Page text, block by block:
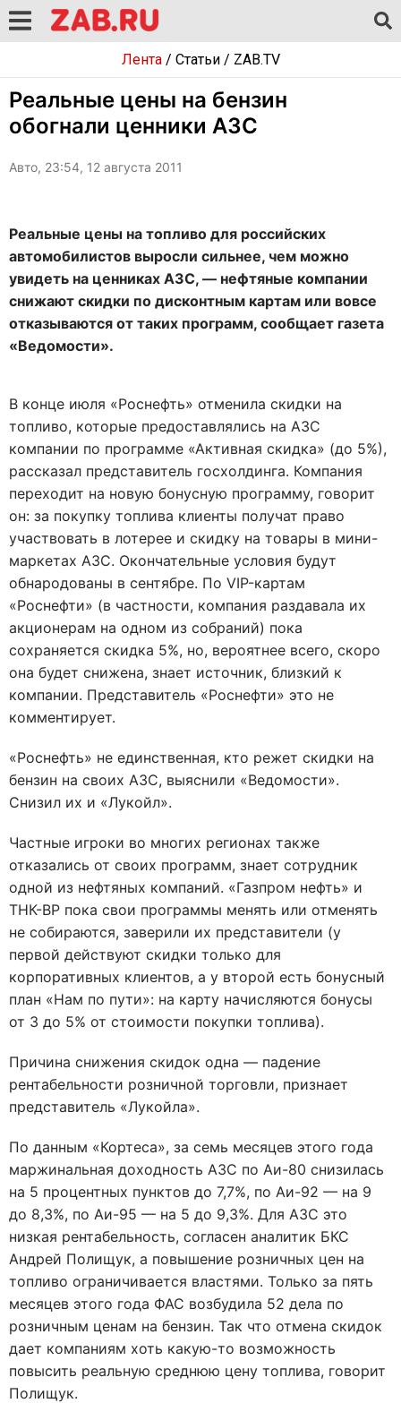
Лента/ Статьи/ ZAB.TV
Реальные цены на бензин
обогнали ценники АЗС
Авто, 23:54, 12 августа 2011
Реальные цены на топливо для российских
автомобилистов выросли сильнее, чем можно
увидеть на ценниках АЗС, — нефтяные компании
снижают скидки по дисконтным картам или вовсе
отказываются от таких программ, сообщает газета
«Ведомости».
В конце июля «Роснефть» отменила скидки на
топливо, которые предоставлялись на АЗС
компании по программе «Активная скидка» (до 5%),
рассказал представитель госхолдинга. Компания
переходит на новую бонусную программу, говорит
он: за покупку топлива клиенты получат право
участвовать в лотерее и скидку на товары в мини-
маркетах АЗС. Окончательные условия будут
обнародованы в сентябре. По VIP-картам
«Роснефти» (в частности, компания раздавала их
акционерам на одном из собраний) пока
сохраняется скидка 5%, но, вероятнее всего, скоро
она будет снижена, знает источник, близкий к
компании. Представитель «Роснефти» это не
комментирует.
«Роснефть» не единственная, кто режет скидки на
бензин на своих АЗС, выяснили «Ведомости».
Снизил их и «Лукойл».
Частные игроки во многих регионах также
отказались от своих программ, знает сотрудник
одной из нефтяных компаний. «Газпром нефть» и
ТНК-ВР пока свои программы менять или отменять
не собираются, заверили их представители (у
первой действуют скидки только для
корпоративных клиентов, а у второй есть бонусный
план «Нам по пути»: на карту начисляются бонусы
от 3 до 5% от стоимости покупки топлива).
Причина снижения скидок одна — падение
рентабельности розничной торговли, признает
представитель «Лукойла».
По данным «Кортеса», за семь месяцев этого года
маржинальная доходность АЗС по Аи-80 снизилась
на 5 процентных пунктов до 7,7%, по Аи-92 — на 9
до 8,3%, по Аи-95 — на 5 до 9,3%. Для АЗС это
низкая рентабельность, согласен аналитик БКС
Андрей Полищук, а повышение розничных цен на
топливо ограничивается властями. Только за пять
месяцев этого года ФАС возбудила 52 дела по
розничным ценам на бензин. Так что отмена скидок
дает компаниям хоть какую-то возможность
повысить реальную среднюю цену топлива, говорит
Полищук.